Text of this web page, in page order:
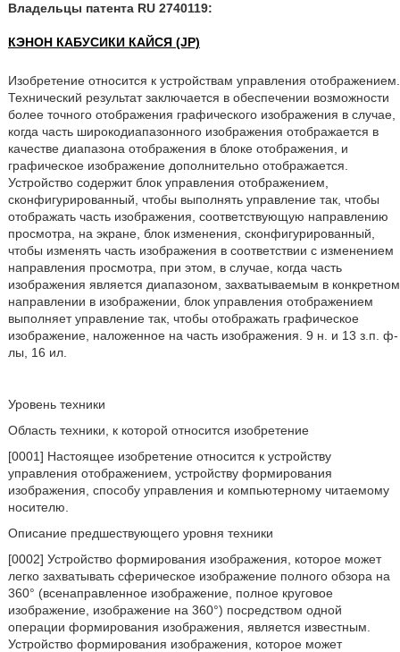
Владельцы патента RU 2740119:
КЭНОН КАБУСИКИ КАЙСЯ (JP)
Изобретение относится к устройствам управления отображением.
Технический результат заключается в обеспечении возможности
более точного отображения графического изображения в случае,
когда часть широкодиапазонного изображения отображается в
качестве диапазона отображения в блоке отображения, и
графическое изображение дополнительно отображается.
Устройство содержит блок управления отображением,
сконфигурированный, чтобы выполнять управление так, чтобы
отображать часть изображения, соответствующую направлению
просмотра, на экране, блок изменения, сконфигурированный,
чтобы изменять часть изображения в соответствии с изменением
направления просмотра, при этом, в случае, когда часть
изображения является диапазоном, захватываемым в конкретном
направлении в изображении, блок управления отображением
выполняет управление так, чтобы отображать графическое
изображение, наложенное на часть изображения. 9 н. и 13 з.п. ф-
лы, 16 ил.
Уровень техники
Область техники, к которой относится изобретение
[0001] Настоящее изобретение относится к устройству
управления отображением, устройству формирования
изображения, способу управления и компьютерному читаемому
носителю.
Описание предшествующего уровня техники
[0002] Устройство формирования изображения, которое может
легко захватывать сферическое изображение полного обзора на
360° (всенаправленное изображение, полное круговое
изображение, изображение на 360°) посредством одной
операции формирования изображения, является известным.
Устройство формирования изображения, которое может